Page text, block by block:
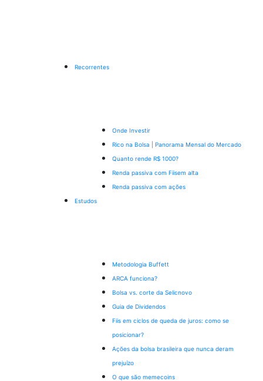
Recorrentes
Onde Investir
Rico na Bolsa | Panorama Mensal do Mercado
Quanto rende R$ 1000?
Renda passiva com Fiisem alta
Renda passiva com ações
Estudos
Metodologia Buffett
ARCA funciona?
Bolsa vs. corte da Selicnovo
Guia de Dividendos
Fiis em ciclos de queda de juros: como se
posicionar?
Ações da bolsa brasileira que nunca deram
prejuízo
O que são memecoins